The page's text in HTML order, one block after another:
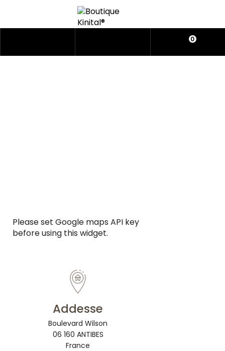
0
Please set Google maps API key
before using this widget.
Addesse
Boulevard Wilson
06 160 ANTIBES
France